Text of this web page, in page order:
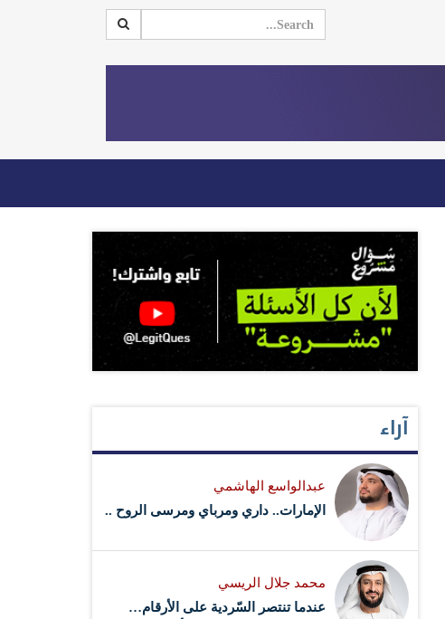
آراء
عبدالواسع الهاشمي
الإمارات.. داري ومرباي ومرسى الروح ..
محمد جلال الريسي
عندما تنتصر السّردية على الأرقام…